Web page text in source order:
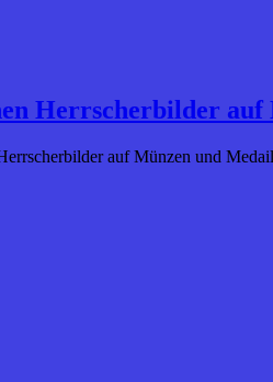
Herrscherbilder auf
auf Münzen und